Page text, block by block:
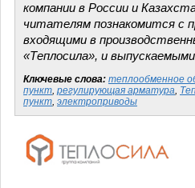
компании в России и
читателям познакомится с
входящими в
«Теплосила», и
Ключевые слова: теплообменное
пункт, регулирующая арматура,
пункт, электроприводы